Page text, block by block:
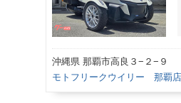
沖縄県 那覇市高良３−２−９
モトフリークウイリー 那覇店